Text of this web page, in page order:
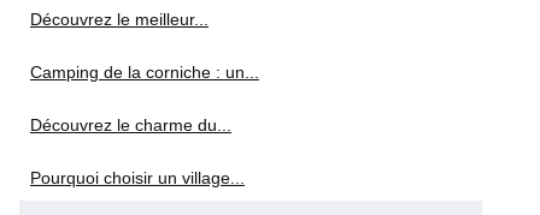
Découvrez le meilleur...
Camping de la corniche : un...
Découvrez le charme du...
Pourquoi choisir un village...